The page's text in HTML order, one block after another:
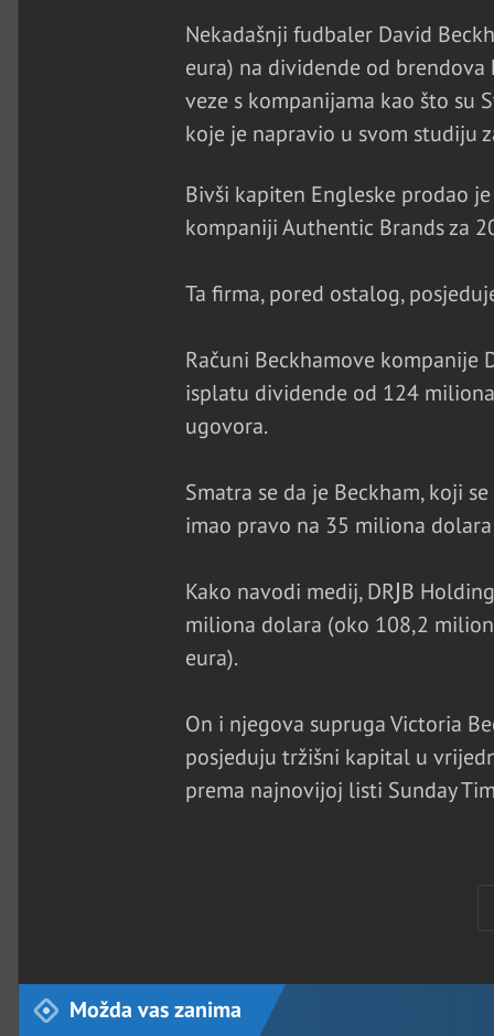
Nekadašnji fudbaler David
eura) na dividende od
veze s kompanijama kao što su
koje je napravio u svom studiju
Bivši kapiten Engleske prodao
kompaniji Authentic Brands za
Ta firma, pored ostalog,
Računi Beckhamove kompanije
isplatu dividende od 124
ugovora.
Smatra se da je Beckham, koji
imao pravo na 35 miliona
Kako navodi medij, DRЈB
miliona dolara (oko 108,2
eura).
On i njegova supruga Victoria
posjeduju tržišni kapital u
prema najnovijoj listi Sunday
Možda vas zanima